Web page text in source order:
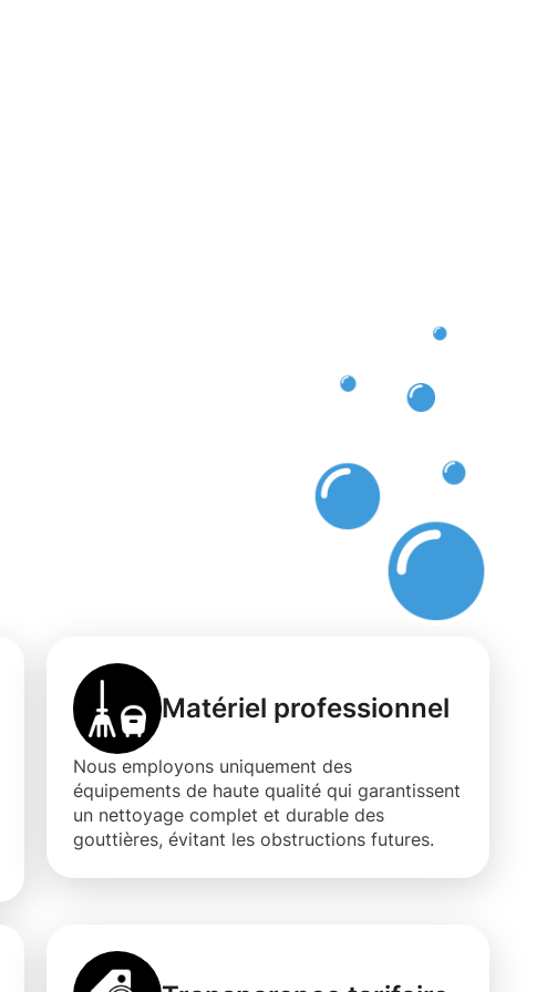
Matériel professionnel
Nous employons uniquement des
équipements de haute qualité qui garantissent
un nettoyage complet et durable des
gouttières, évitant les obstructions futures.